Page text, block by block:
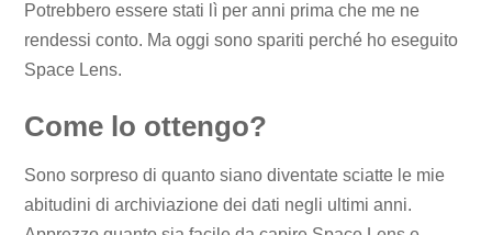
Potrebbero essere stati lì per anni prima che me ne
rendessi conto. Ma oggi sono spariti perché ho eseguito
Space Lens.
Come lo ottengo?
Sono sorpreso di quanto siano diventate sciatte le mie
abitudini di archiviazione dei dati negli ultimi anni.